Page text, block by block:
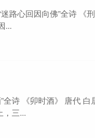
路心回因向佛”全诗 《
...
全诗 《卯时酒》 唐代 白
，三...